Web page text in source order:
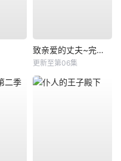
致亲爱的丈夫~完美妻子的谎言~
更新至第06集